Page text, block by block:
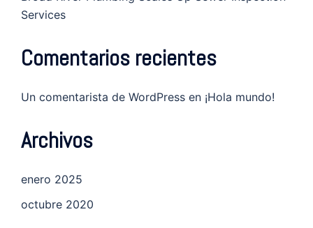
Services
Comentarios recientes
Un comentarista de WordPress en ¡Hola mundo!
Archivos
enero 2025
octubre 2020